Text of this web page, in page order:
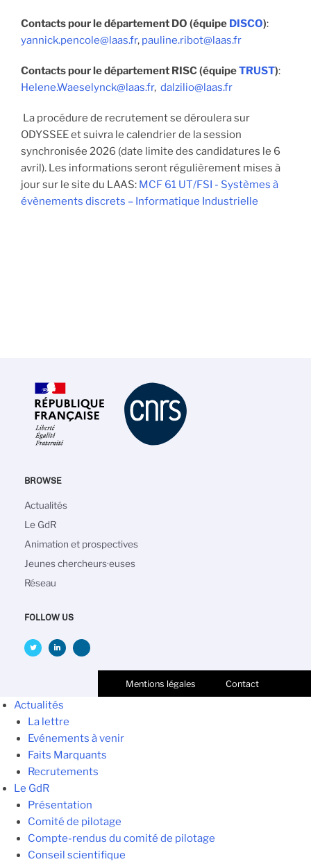
Contacts pour le département DO (équipe DISCO):
yannick.pencole@laas.fr, pauline.ribot@laas.fr
Contacts pour le département RISC (équipeTRUST):
Helene.Waeselynck@laas.fr, dalzilio@laas.fr
La procédure de recrutement se déroulera sur
ODYSSEE et suivra le calendrier de la session
synchronisée 2026 (date limite des candidatures le 6
avril). Les informations seront régulièrement mises à
jour sur le site du LAAS: MCF 61 UT/FSI - Systèmes à
évènements discrets – Informatique Industrielle
BROWSE
Navigation
principale
Actualités
Le GdR
Animation et prospectives
Jeunes chercheurs·euses
Réseau
FOLLOW US
Mentions légales Contact
Actualités
La lettre
Evénements à venir
Faits Marquants
Recrutements
Le GdR
Présentation
Comité de pilotage
Compte-rendus du comité de pilotage
Conseil scientifique